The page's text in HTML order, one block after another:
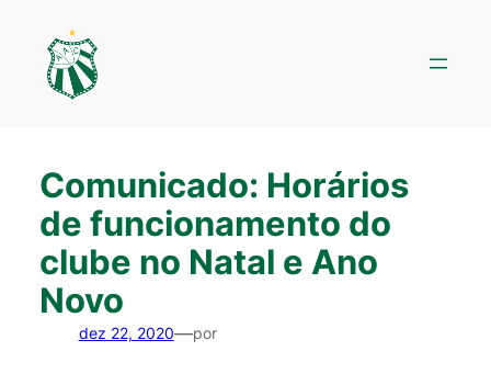
conteúdo
Comunicado: Horários
de funcionamento do
clube no Natal e Ano
Novo
dez 22, 2020—por